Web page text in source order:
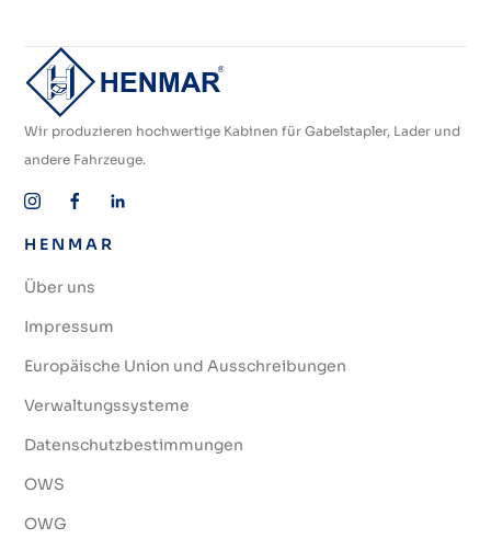
Wir produzieren hochwertige Kabinen für Gabelstapler, Lader und
andere Fahrzeuge.
HENMAR
Über uns
Impressum
Europäische Union und Ausschreibungen
Verwaltungssysteme
Datenschutzbestimmungen
OWS
OWG